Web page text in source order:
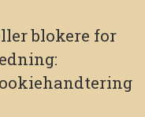
blokere for